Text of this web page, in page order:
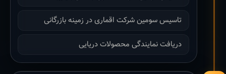
تاسیس سومین شرکت اقماری در زمینه بازرگانی
دریافت نمایندگی محصولات دریایی